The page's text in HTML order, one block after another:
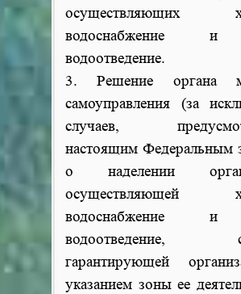
осуществляющих
водоснабжение
водоотведение.
3. Решение органа
самоуправления (за
случаев,
настоящим Федеральным
о наделении
осуществляющей
водоснабжение
водоотведение,
гарантирующей
указанием зоны ее